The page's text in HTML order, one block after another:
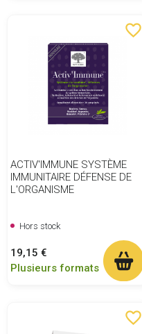
favorite_border
ACTIV'IMMUNE SYSTÈME
IMMUNITAIRE DÉFENSE DE
L'ORGANISME
Hors stock
Prix
19,15 €
Plusieurs formats
favorite_border